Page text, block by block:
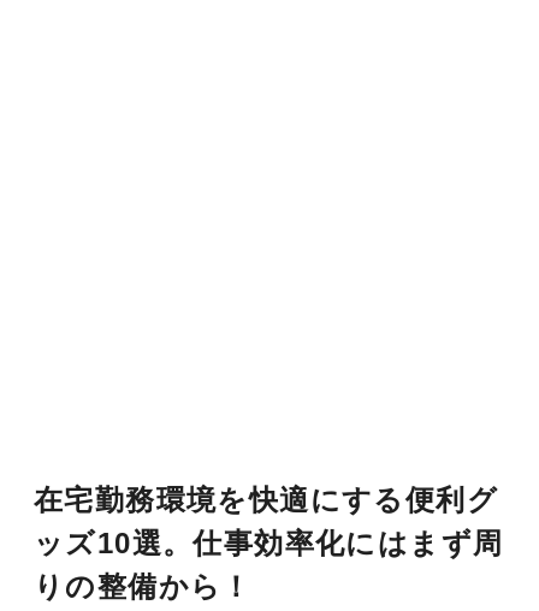
在宅勤務環境を快適にする便利グ
ッズ10選。仕事効率化にはまず周
りの整備から！